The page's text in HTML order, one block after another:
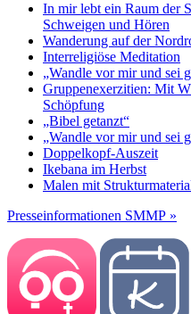
In mir lebt ein Raum der
Schweigen und Hören
Wanderung auf der
Interreligiöse Meditation
„Wandle vor mir und sei
Gruppenexerzitien: Mit
Schöpfung
„Bibel getanzt“
„Wandle vor mir und sei
Doppelkopf-Auszeit
Ikebana im Herbst
Malen mit
Presseinformationen SMMP »